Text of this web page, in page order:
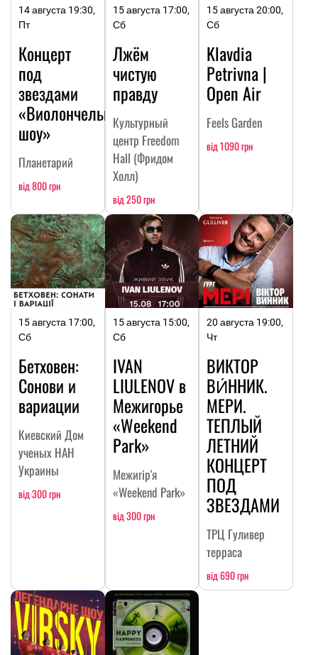
14 августа 19:30,
Пт
Концерт
под
звездами
«Виолончельное
шоу»
Планетарий
від 800 грн
15 августа 17:00,
Сб
Лжём
чистую
правду
Культурный
центр Freedom
Hall (Фридом
Холл)
від 250 грн
15 августа 20:00,
Сб
Klavdia
Petrivna |
Open Air
Feels Garden
від 1090 грн
15 августа 17:00,
Сб
Бетховен:
Сонови и
вариации
Киевский Дом
ученых НАН
Украины
від 300 грн
15 августа 15:00,
Сб
IVAN
LIULENOV в
Межигорье
«Weekend
Park»
Межигір'я
«Weekend Park»
від 300 грн
20 августа 19:00,
Чт
ВИКТОР
ВИ́ННИК.
МЕРИ.
ТЕПЛЫЙ
ЛЕТНИЙ
КОНЦЕРТ
ПОД
ЗВЕЗДАМИ
ТРЦ Гуливер
терраса
від 690 грн